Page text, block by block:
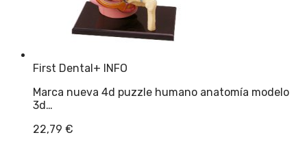
First Dental+ INFO
Marca nueva 4d puzzle humano anatomía modelo
3d…
22,79 €